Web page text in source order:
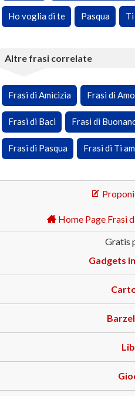
Ho voglia di te Pasqua Ti
Altre frasi correlate
Frasi di Amicizia Frasi di
Frasi di Baci Frasi di
Frasi di Pasqua Frasi di Ti
Home Page Frasi
Gratis
Gadgets